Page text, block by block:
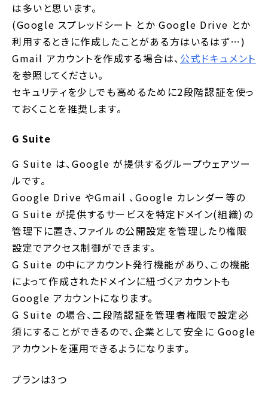
は多いと思います。
(Google スプレッドシート とか Google Drive とか
利用するときに作成したことがある方はいるはず…)
Gmail アカウントを作成する場合は、 公式ドキュメント
を参照してください。
セキュリティを少しでも高めるために2段階認証を使っ
ておくことを推奨します。
G Suite
G Suite は、Google が提供するグループウェアツー
ルです。
Google Drive やGmail 、Google カレンダー等の
G Suite が提供するサービスを特定ドメイン(組織)の
管理下に置き、ファイルの公開設定を管理したり権限
設定でアクセス制御ができます。
G Suite の中にアカウント発行機能があり、この機能
によって作成されたドメインに紐づくアカウントも
Google アカウントになります。
G Suite の場合、二段階認証を管理者権限で設定必
須にすることができるので、企業として安全に Google
アカウントを運用できるようになります。
プランは3つ